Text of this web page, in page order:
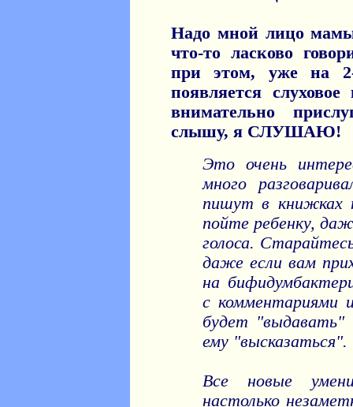
Надо мной лицо
что-то ласково
при этом, уже на
появляется
внимательно
слышу, я СЛУШАЮ!
Это очень
много
пишут в книжках
пойте ребенку,
голоса.
даже если вам
на
с комментариями
будет
ему "высказаться".
Все новые
настолько